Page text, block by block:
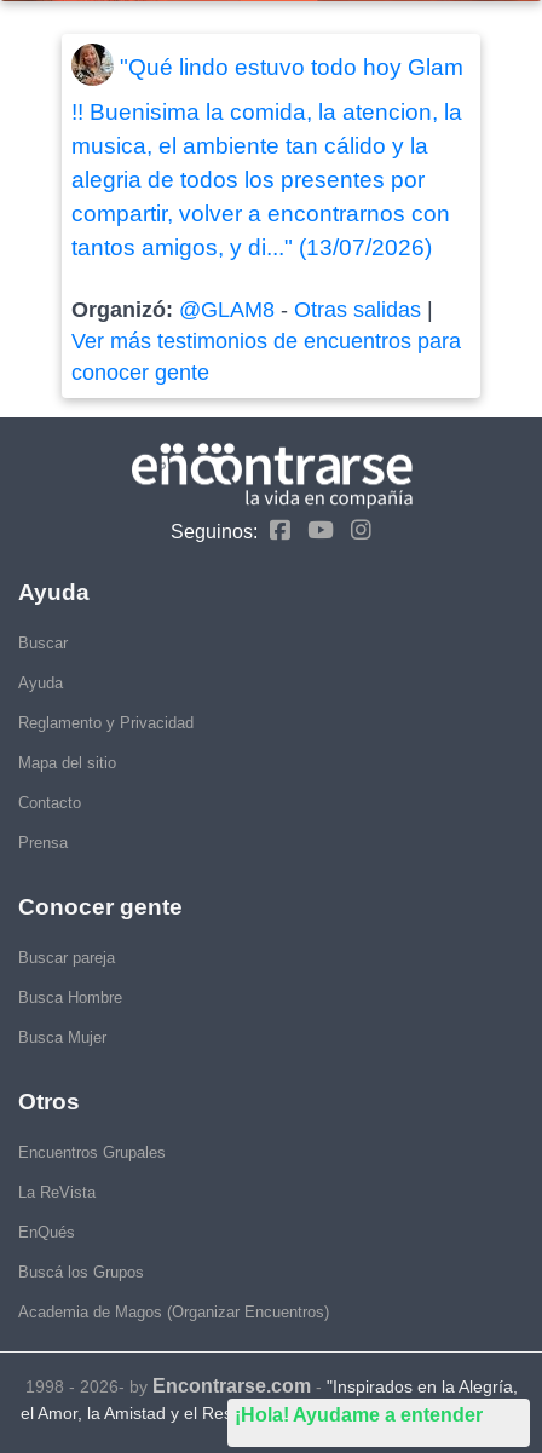
¡Hola! Ayudame a entender
"Qué lindo estuvo todo hoy Glam
!! Buenisima la comida, la atencion, la
musica, el ambiente tan cálido y la
alegria de todos los presentes por
compartir, volver a encontrarnos con
tantos amigos, y di..." (13/07/2026)
Organizó: @GLAM8- Otras salidas|
Ver más testimonios de encuentros para
conocer gente
Seguinos:
Ayuda
Buscar
Ayuda
Reglamento y Privacidad
Mapa del sitio
Contacto
Prensa
Conocer gente
Buscar pareja
Busca Hombre
Busca Mujer
Otros
Encuentros Grupales
La ReVista
EnQués
Buscá los Grupos
Academia de Magos (Organizar Encuentros)
1998 - 2026- by Encontrarse.com- "Inspirados en la Alegría,
el Amor, la Amistad y el Respeto, motivamos a la gente a que sea